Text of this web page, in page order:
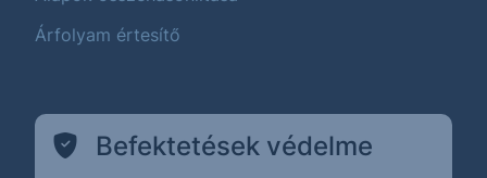
Árfolyam értesítő
Befektetések védelme